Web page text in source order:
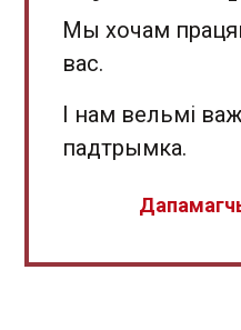
Мы хочам
вас.
І нам вельмі
падтрымка.